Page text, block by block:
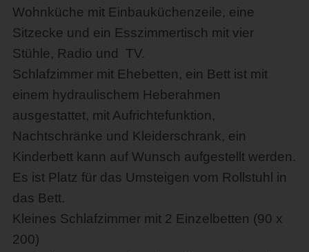
Wohnküche mit Einbauküchenzeile, eine
Sitzecke und ein Esszimmertisch mit vier
Stühle, Radio und TV.
Schlafzimmer mit Ehebetten, ein Bett ist mit
einem hydraulischem Heberahmen
ausgestattet, mit Aufrichtefunktion,
Nachtschränke und Kleiderschrank, ein
Kinderbett kann auf Wunsch aufgestellt werden.
Es ist Platz für das Umsteigen vom Rollstuhl in
das Bett.
Kleines Schlafzimmer mit 2 Einzelbetten (90 x
200)